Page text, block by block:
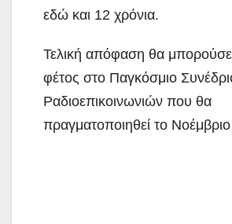
εδώ και 12 χρόνια.
Τελική απόφαση θα
φέτος στο Παγκόσμιο
Ραδιοεπικοινωνιών που θα
πραγματοποιηθεί το